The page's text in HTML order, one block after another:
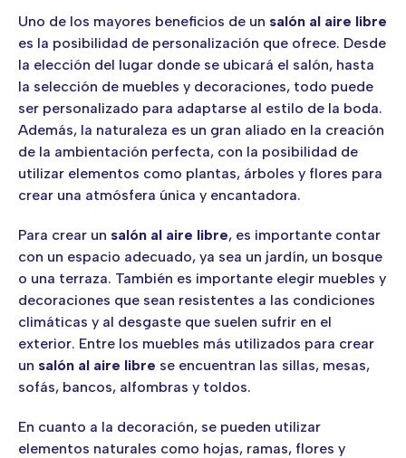
Uno de los mayores beneficios de un salón al aire libre
es la posibilidad de personalización que ofrece. Desde
la elección del lugar donde se ubicará el salón, hasta
la selección de muebles y decoraciones, todo puede
ser personalizado para adaptarse al estilo de la boda.
Además, la naturaleza es un gran aliado en la creación
de la ambientación perfecta, con la posibilidad de
utilizar elementos como plantas, árboles y flores para
crear una atmósfera única y encantadora.
Para crear un salón al aire libre, es importante contar
con un espacio adecuado, ya sea un jardín, un bosque
o una terraza. También es importante elegir muebles y
decoraciones que sean resistentes a las condiciones
climáticas y al desgaste que suelen sufrir en el
exterior. Entre los muebles más utilizados para crear
un salón al aire libre se encuentran las sillas, mesas,
sofás, bancos, alfombras y toldos.
En cuanto a la decoración, se pueden utilizar
elementos naturales como hojas, ramas, flores y